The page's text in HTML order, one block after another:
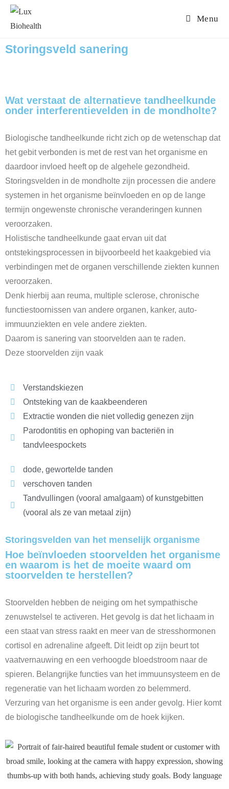
Menu
Storingsveld sanering
Wat verstaat de alternatieve tandheelkunde
onder interferentievelden in de mondholte?
Biologische tandheelkunde richt zich op de wetenschap dat
het gebit verbonden is met de rest van het organisme en
daardoor invloed heeft op de algehele gezondheid.
Storingsvelden in de mondholte zijn processen die andere
systemen in het organisme beïnvloeden en op de lange
termijn ongewenste chronische veranderingen kunnen
veroorzaken.
Holistische tandheelkunde gaat ervan uit dat
ontstekingsprocessen in bijvoorbeeld het kaakgebied via
verbindingen met de organen verschillende ziekten kunnen
veroorzaken.
Denk hierbij aan reuma, multiple sclerose, chronische
functiestoornissen van andere organen, kanker, auto-
immuunziekten en vele andere ziekten.
Daarom is sanering van stoorvelden aan te raden.
Deze stoorvelden zijn vaak
Verstandskiezen
Ontsteking van de kaakbeenderen
Extractie wonden die niet volledig genezen zijn
Parodontitis en ophoping van bacteriën in
tandvleespockets
dode, gewortelde tanden
verschoven tanden
Tandvullingen (vooral amalgaam) of kunstgebitten
(vooral als ze van metaal zijn)
Storingsvelden van het menselijk organisme
Hoe beïnvloeden stoorvelden het organisme
en waarom is het de moeite waard om
stoorvelden te herstellen?
Stoorvelden hebben de neiging om het sympathische
zenuwstelsel te activeren. Het gevolg is dat het lichaam in
een staat van stress raakt en meer van de stresshormonen
cortisol en adrenaline afgeeft. Dit leidt op zijn beurt tot
vaatvernauwing en een verhoogde bloedstroom naar de
spieren. Belangrijke functies van het immuunsysteem en de
regeneratie van het lichaam worden zo belemmerd.
Verzuring van het organisme is een ander gevolg. Hier komt
de biologische tandheelkunde om de hoek kijken.